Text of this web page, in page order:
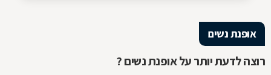
אופנת נשים
רוצה לדעת יותר על אופנת נשים ?